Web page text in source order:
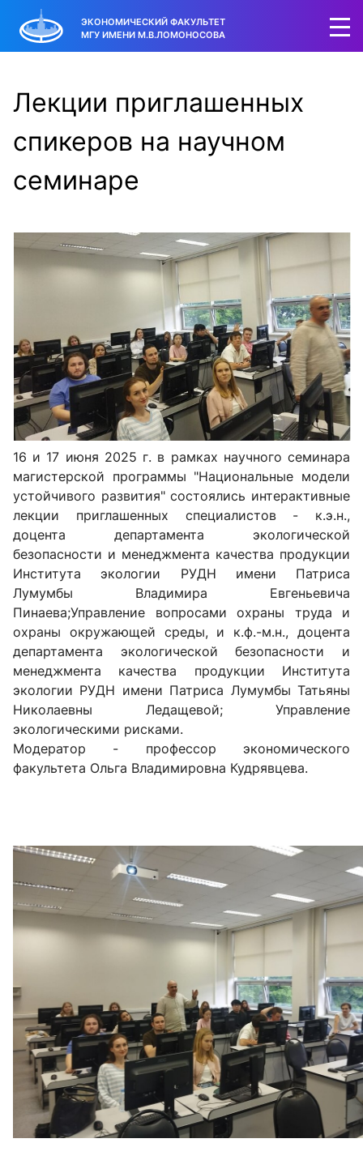
ЭКОНОМИЧЕСКИЙ ФАКУЛЬТЕТ
МГУ ИМЕНИ М.В.ЛОМОНОСОВА
Лекции приглашенных
спикеров на научном
семинаре
16 и 17 июня 2025 г. в рамках научного семинара
магистерской программы "Национальные модели
устойчивого развития" состоялись интерактивные
лекции приглашенных специалистов - к.э.н.,
доцента департамента экологической
безопасности и менеджмента качества продукции
Института экологии РУДН имени Патриса
Лумумбы Владимира Евгеньевича
Пинаева;Управление вопросами охраны труда и
охраны окружающей среды, и к.ф.-м.н., доцента
департамента экологической безопасности и
менеджмента качества продукции Института
экологии РУДН имени Патриса Лумумбы Татьяны
Николаевны Ледащевой; Управление
экологическими рисками.
Модератор - профессор экономического
факультета Ольга Владимировна Кудрявцева.